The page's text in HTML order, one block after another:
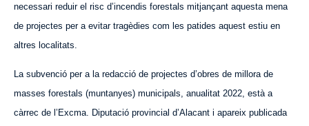
necessari reduir el risc d’incendis forestals mitjançant aquesta mena
de projectes per a evitar tragèdies com les patides aquest estiu en
altres localitats.
La subvenció per a la redacció de projectes d’obres de millora de
masses forestals (muntanyes) municipals, anualitat 2022, està a
càrrec de l’Excma. Diputació provincial d’Alacant i apareix publicada